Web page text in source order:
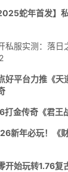
2025蛇年首发】
私服实测：落日
好平台力推《天
打金传奇《君王
新年必玩！《
开始玩转1.76复